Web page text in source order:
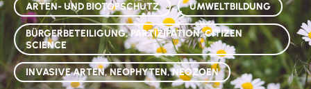
ARTEN- UND BIOTOPSCHUTZ UMWELTBILDUNG
BÜRGERBETEILIGUNG, PARTIZIPATION, CITIZEN
SCIENCE
INVASIVE ARTEN, NEOPHYTEN, NEOZOEN